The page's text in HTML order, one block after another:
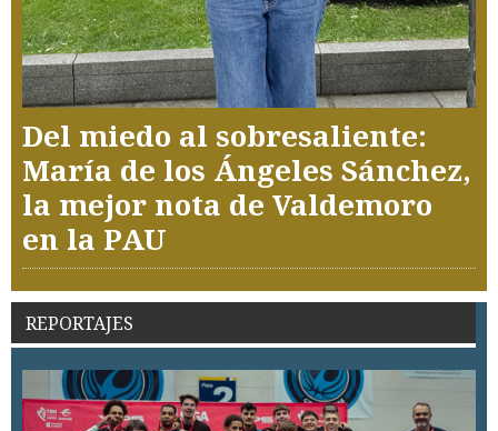
Del miedo al sobresaliente:
María de los Ángeles Sánchez,
la mejor nota de Valdemoro
en la PAU
REPORTAJES